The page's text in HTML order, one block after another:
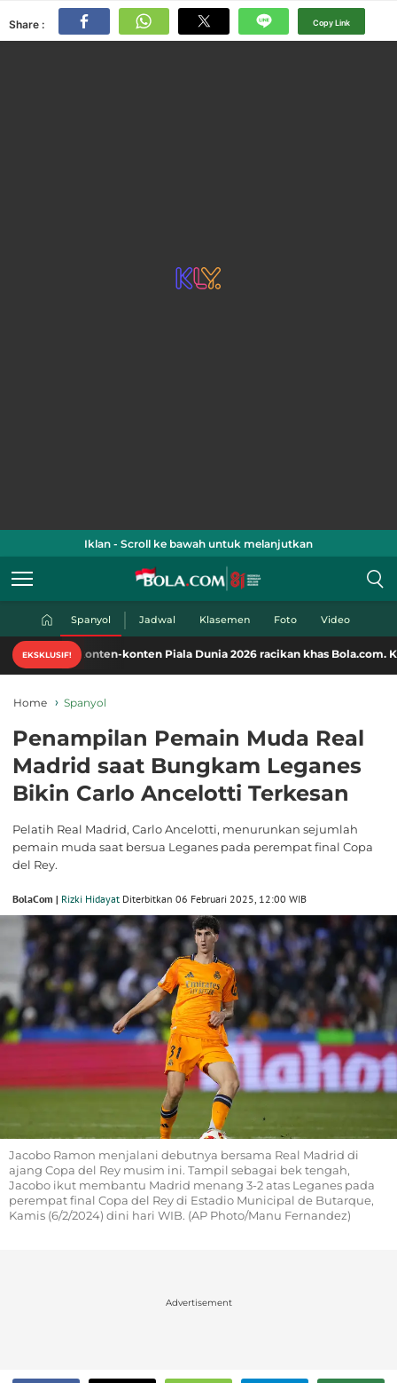
Share : Copy Link
Iklan - Scroll ke bawah untuk melanjutkan
Spanyol Jadwal Klasemen Foto Video
EKSKLUSIF!
konten Piala Dunia 2026 racikan khas Bola.com. Klik di sini!
Home Spanyol
Penampilan Pemain Muda Real
Madrid saat Bungkam Leganes
Bikin Carlo Ancelotti Terkesan
Pelatih Real Madrid, Carlo Ancelotti, menurunkan sejumlah
pemain muda saat bersua Leganes pada perempat final Copa
del Rey.
BolaCom | Rizki Hidayat Diterbitkan 06 Februari 2025, 12:00 WIB
Jacobo Ramon menjalani debutnya bersama Real Madrid di
ajang Copa del Rey musim ini. Tampil sebagai bek tengah,
Jacobo ikut membantu Madrid menang 3-2 atas Leganes pada
perempat final Copa del Rey di Estadio Municipal de Butarque,
Kamis (6/2/2024) dini hari WIB. (AP Photo/Manu Fernandez)
Advertisement